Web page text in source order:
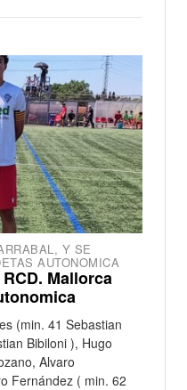
Y SE
AUTONOMICA
Mallorca
(min. 41 Sebastian
Bibiloni ), Hugo
Alvaro
Fernández ( min. 62